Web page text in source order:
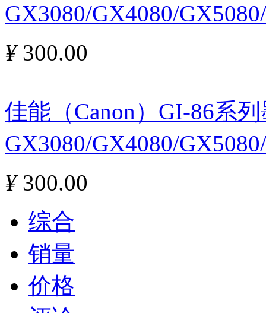
GX3080/GX4080/
¥300.00
佳能（Canon）GI-86系
GX3080/GX4080/
¥300.00
综合
销量
价格